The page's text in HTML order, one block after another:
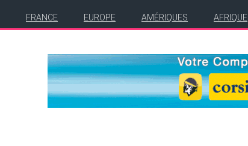
FRANCE EUROPE AMÉRIQUES AFRIQUE